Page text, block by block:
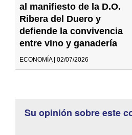
al manifiesto de la D.O.
Ribera del Duero y
defiende la convivencia
entre vino y ganadería
ECONOMÍA | 02/07/2026
Su opinión sobre este